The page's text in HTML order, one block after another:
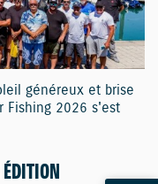
généreux et brise
Fishing 2026 s'est